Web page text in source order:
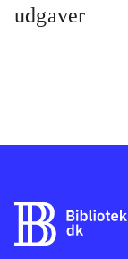
udgaver